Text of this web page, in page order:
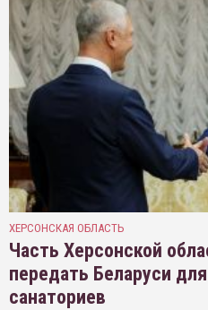
ХЕРСОНСКАЯ ОБЛАСТЬ
Часть Херсонской
передать Беларуси
санаториев